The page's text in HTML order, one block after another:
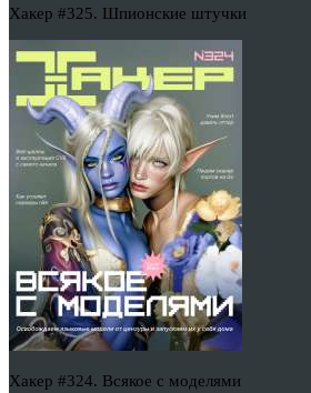
Хакер #325. Шпионские штучки
Хакер #324. Всякое с моделями